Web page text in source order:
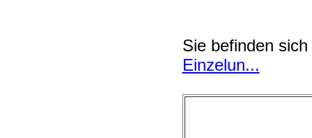
Sie befinden
Einzelun...